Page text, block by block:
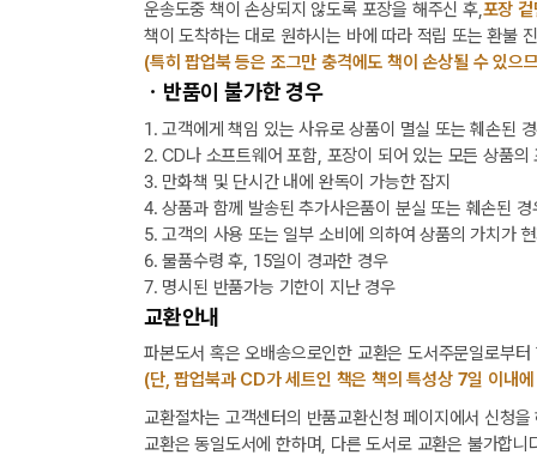
운송도중 책이 손상되지 않도록 포장을 해주신 후,포장
책이 도착하는 대로 원하시는 바에 따라 적립 또는 환불
(특히 팝업북 등은 조그만 충격에도 책이 손상될 수 있으
ㆍ반품이 불가한 경우
1. 고객에게 책임 있는 사유로 상품이 멸실 또는 훼손된
2. CD나 소프트웨어 포함, 포장이 되어 있는 모든 상품의
3. 만화책 및 단시간 내에 완독이 가능한 잡지
4. 상품과 함께 발송된 추가사은품이 분실 또는 훼손된 경
5. 고객의 사용 또는 일부 소비에 의하여 상품의 가치가
6. 물품수령 후, 15일이 경과한 경우
7. 명시된 반품가능 기한이 지난 경우
교환안내
파본도서 혹은 오배송으로인한 교환은 도서주문일로부
(단, 팝업북과 CD가 세트인 책은 책의 특성상 7일 이내
교환절차는 고객센터의 반품교환신청 페이지에서 신청
교환은 동일도서에 한하며, 다른 도서로 교환은 불가합니